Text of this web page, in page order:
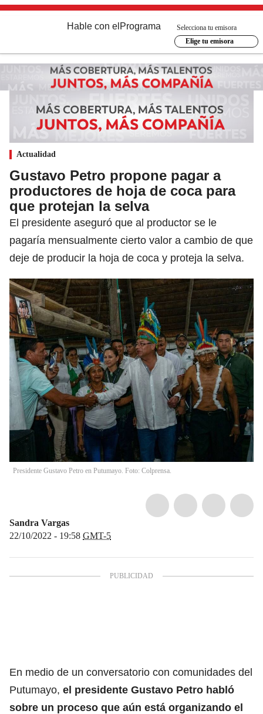
Hable con el Programa
Selecciona tu emisora
Elige tu emisora
Actualidad
Gustavo Petro propone pagar a
productores de hoja de coca para
que protejan la selva
El presidente aseguró que al productor se le
pagaría mensualmente cierto valor a cambio de que
deje de producir la hoja de coca y proteja la selva.
Presidente Gustavo Petro en Putumayo. Foto: Colprensa.
Sandra Vargas
22/10/2022 - 19:58 GMT-5
En medio de un conversatorio con comunidades del
Putumayo, el presidente Gustavo Petro habló
sobre un proceso que aún está organizando el